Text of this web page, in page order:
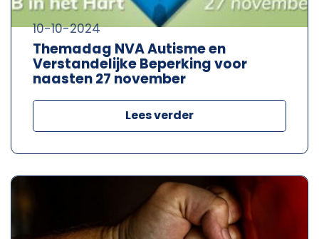
Themadag NVA Autisme en
Verstandelijke Beperking voor
naasten 27 november
10-10-2024
Lees verder